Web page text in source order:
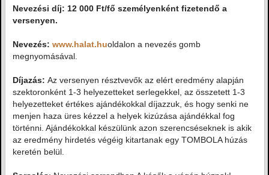
Nevezési díj: 12 000 Ft/fő személyenként fizetendő a
versenyen.
Nevezés: www.halat.huoldalon a nevezés gomb
megnyomásával.
Díjazás: Az versenyen résztvevők az elért eredmény alapján
szektoronként 1-3 helyezetteket serlegekkel, az összetett 1-3
helyezetteket értékes ajándékokkal díjazzuk, és hogy senki ne
menjen haza üres kézzel a helyek kizúzása ajándékkal fog
történni. Ajándékokkal készülünk azon szerencséseknek is akik
az eredmény hirdetés végéig kitartanak egy TOMBOLA húzás
keretén belül.